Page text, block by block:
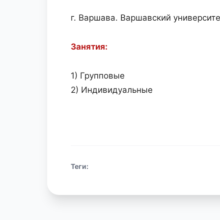
г. Варшава. Варшавский
Занятия:
1) Групповые
2) Индивидуальные
Теги: